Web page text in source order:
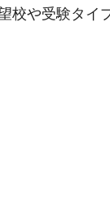
校や受験タイ